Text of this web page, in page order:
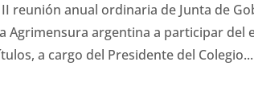
reunión anual ordinaria de Junta de
Agrimensura argentina a participar
a cargo del Presidente del Colegio...